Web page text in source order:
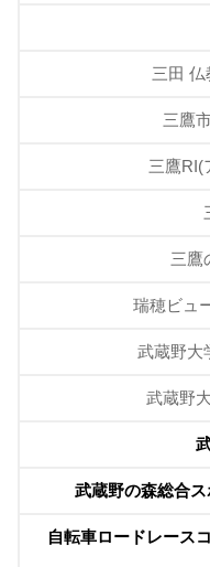
三田
三鷹
三鷹RI(
三鷹
瑞穂ビュ
武蔵野
武蔵野
武蔵野の森総合
自転車ロードレース